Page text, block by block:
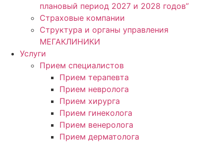
плановый период 2027 и 2028 годов”
Страховые компании
Структура и органы управления
МЕГАКЛИНИКИ
Услуги
Прием специалистов
Прием терапевта
Прием невролога
Прием хирурга
Прием гинеколога
Прием венеролога
Прием дерматолога